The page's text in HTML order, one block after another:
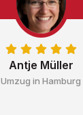
Antje Müller
Umzug in Hamburg